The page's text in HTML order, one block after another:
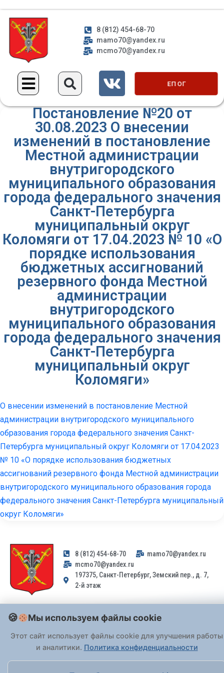
8 (812) 454-68-70
mamo70@yandex.ru
mcmo70@yandex.ru
ЕП ОГ
Постановление №20 от
30.08.2023 О внесении
изменений в постановление
Местной администрации
внутригородского
муниципального образования
города федерального значения
Санкт-Петербурга
муниципальный округ
Коломяги от 17.04.2023 № 10 «О
порядке использования
бюджетных ассигнований
резервного фонда Местной
администрации
внутригородского
муниципального образования
города федерального значения
Санкт-Петербурга
муниципальный округ
Коломяги»
О внесении изменений в постановление Местной
администрации внутригородского муниципального
образования города федерального значения Санкт-
Петербурга муниципальный округ Коломяги от 17.04.2023
№ 10 «О порядке использования бюджетных
ассигнований резервного фонда Местной администрации
внутригородского муниципального образования города
федерального значения Санкт-Петербурга муниципальный
округ Коломяги»
8 (812) 454-68-70
mamo70@yandex.ru
mcmo70@yandex.ru
197375, Санкт-Петербург, Земский пер., д. 7,
2-й этаж
адрес email, не могут быть рассмотрены на основании
Федерального закона от 02.05.2006 № 59-ФЗ
принимаются только: по почте, через
портал «Госуслуги» (ЕПГУ)
или лично при предъявлении паспорта.
Мы используем файлы cookie
Этот сайт использует файлы cookie для улучшения работы
и аналитики. Политика конфиденциальности